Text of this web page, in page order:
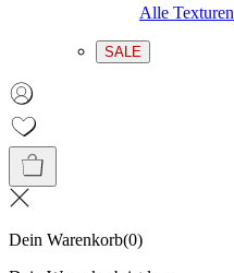
Alle Texturen
SALE
Dein Warenkorb(0)